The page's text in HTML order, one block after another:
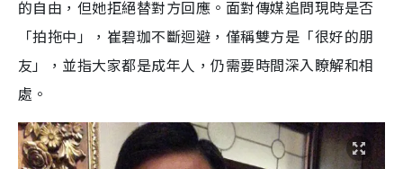
的自由，但她拒絕替對方回應。面對傳媒追問現時是否
「拍拖中」，崔碧珈不斷迴避，僅稱雙方是「很好的朋
友」，並指大家都是成年人，仍需要時間深入瞭解和相
處。